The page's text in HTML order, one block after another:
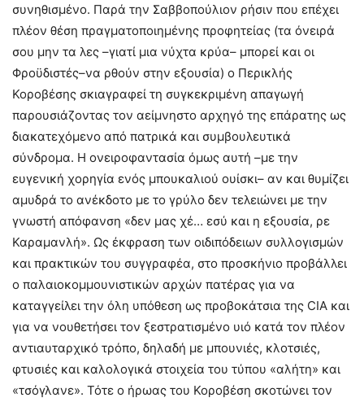
συνηθισμένο. Παρά την Σαββοπούλιον ρήσιν που επέχει
πλέον θέση πραγματοποιημένης προφητείας (τα όνειρά
σου μην τα λες –γιατί μια νύχτα κρύα– μπορεί και οι
Φροϋδιστές–να ρθούν στην εξουσία) ο Περικλής
Κοροβέσης σκιαγραφεί τη συγκεκριμένη απαγωγή
παρουσιάζοντας τον αείμνηστο αρχηγό της επάρατης ως
διακατεχόμενο από πατρικά και συμβουλευτικά
σύνδρομα. Η ονειροφαντασία όμως αυτή –με την
ευγενική χορηγία ενός μπουκαλιού ουίσκι– αν και θυμίζει
αμυδρά το ανέκδοτο με το γρύλο δεν τελειώνει με την
γνωστή απόφανση «δεν μας χέ… εσύ και η εξουσία, ρε
Καραμανλή». Ως έκφραση των οιδιπόδειων συλλογισμών
και πρακτικών του συγγραφέα, στο προσκήνιο προβάλλει
ο παλαιοκομμουνιστικών αρχών πατέρας για να
καταγγείλει την όλη υπόθεση ως προβοκάτσια της CIA και
για να νουθετήσει τον ξεστρατισμένο υιό κατά τον πλέον
αντιαυταρχικό τρόπο, δηλαδή με μπουνιές, κλοτσιές,
φτυσιές και καλολογικά στοιχεία του τύπου «αλήτη» και
«τσόγλανε». Τότε ο ήρωας του Κοροβέση σκοτώνει τον